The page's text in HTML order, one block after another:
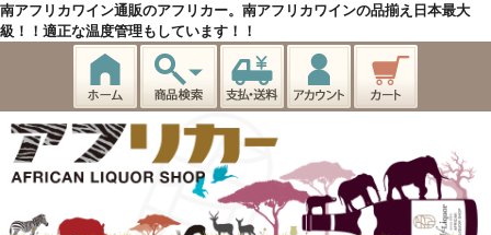
南アフリカワイン通販のアフリカー。南アフリカワインの品揃え日本最大
級！！適正な温度管理もしています！！